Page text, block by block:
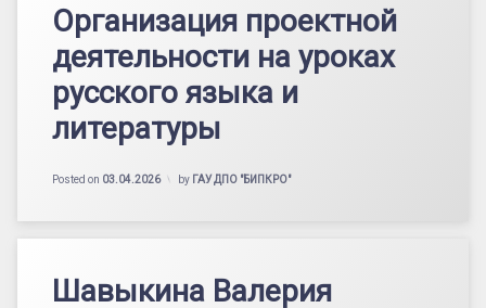
Организация проектной
деятельности на уроках
русского языка и
литературы
Posted on 03.04.2026 by ГАУ ДПО "БИПКРО"
Шавыкина Валерия